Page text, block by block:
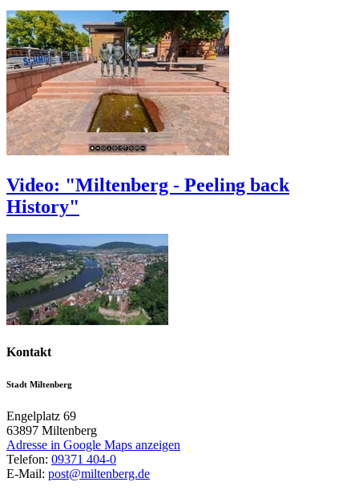
Video: "Miltenberg - Peeling back
History"
Kontakt
Stadt Miltenberg
Engelplatz 69
63897 Miltenberg
Adresse in Google Maps anzeigen
Telefon: 09371 404-0
E-Mail: post@miltenberg.de